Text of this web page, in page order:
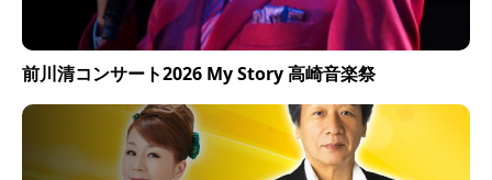
前川清コンサート2026 My Story 高崎音楽祭